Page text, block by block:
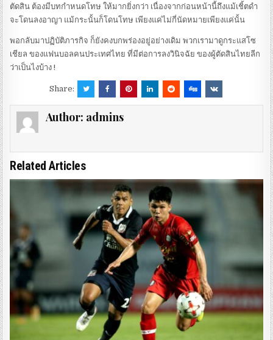
ตัดสิน ต้องมีบทกำหนดโทษ ให้มากยิ่งกว่า เนื่องจากก่อนหน้านี้ถึงแม้เชิ้ตดำ
จะโดนลงอาญา แม้กระนั้นก็โดนโทษ เพียงแค่ไม่กี่นัดหมายเพียงแค่นั้น
พอกลับมาปฏิบัติภารกิจ ก็ยังคงบกพร่องอยู่อย่างเดิม พวกเรามาดูกระแสโซ
เชียล ของแฟนบอลคนประเทศไทย ที่มีต่อการลงวินิจฉัย ของผู้ตัดสินไทยลีก
ว่าเป็นไงบ้าง !
Share:
Author: admins
Related Articles